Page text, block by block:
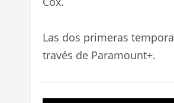
Las dos primeras
través de Paramount+.